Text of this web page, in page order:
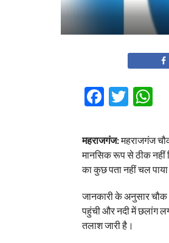
महराजगंज:महराजगंज चौक
मानसिक रूप से ठीक नहीं
का कुछ पता नहीं चल
जानकारी के अनुसार चौक
पहुंची और नदी में छलांग
तलाश जारी है।